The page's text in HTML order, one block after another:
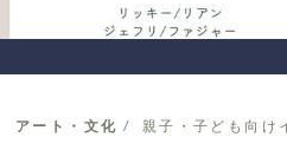
アート・文化 親子・子ども向け